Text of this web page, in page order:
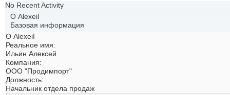
No Recent Activity
О AlexeiI
Базовая информация
О AlexeiI
Реальное имя:
Ильин Алексей
Компания:
ООО "Продимпорт"
Должность:
Начальник отдела продаж